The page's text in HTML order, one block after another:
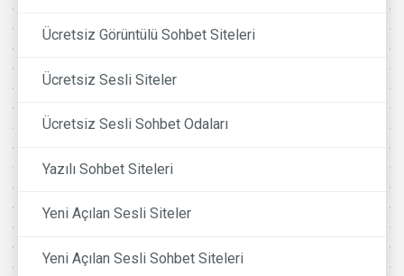
Ücretsiz Görüntülü Sohbet Siteleri
Ücretsiz Sesli Siteler
Ücretsiz Sesli Sohbet Odaları
Yazılı Sohbet Siteleri
Yeni Açılan Sesli Siteler
Yeni Açılan Sesli Sohbet Siteleri